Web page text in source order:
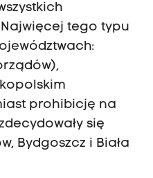
tego typu
prohibicję na
się
Bydgoszcz i Biała